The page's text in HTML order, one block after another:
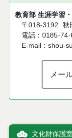
教育部 生涯学習
〒018-3192
秋
電話：0185-
E-mail：shou-
メー
文化財保護室